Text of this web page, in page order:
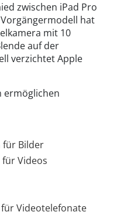
zwischen iPad Pro
hat
mit 10
auf der
verzichtet Apple
ermöglichen
für Bilder
Videos
Videotelefonate